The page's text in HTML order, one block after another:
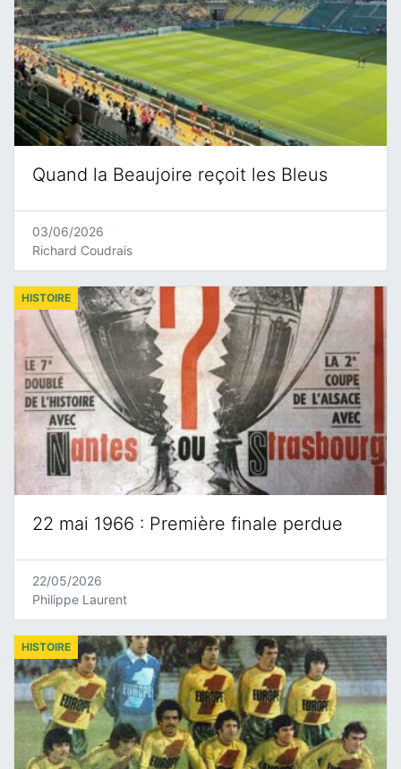
Quand la Beaujoire reçoit les Bleus
03/06/2026
Richard Coudrais
22 mai 1966 : Première finale perdue
HISTOIRE
22/05/2026
Philippe Laurent
HISTOIRE